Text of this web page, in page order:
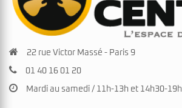
22 rue Victor Massé - Paris 9
01 40 16 01 20
Mardi au samedi / 11h-13h et 14h30-19h